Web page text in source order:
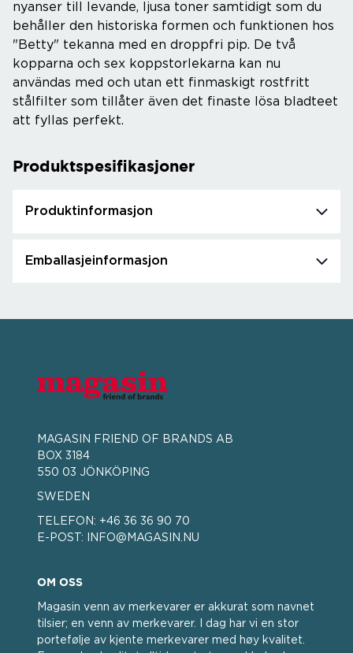
nyanser till levande, ljusa toner samtidigt som du
behåller den historiska formen och funktionen hos
"Betty" tekanna med en droppfri pip. De två
kopparna och sex koppstorlekarna kan nu
användas med och utan ett finmaskigt rostfritt
stålfilter som tillåter även det finaste lösa bladteet
att fyllas perfekt.
Produktspesifikasjoner
Produktinformasjon
Emballasjeinformasjon
MAGASIN FRIEND OF BRANDS AB
BOX 3184
550 03 JÖNKÖPING
SWEDEN
TELEFON: +46 36 36 90 70
E-POST:
INFO@MAGASIN.NU
OM OSS
Magasin venn av merkevarer er akkurat som navnet
tilsier; en venn av merkevarer. I dag har vi en stor
portefølje av kjente merkevarer med høy kvalitet.